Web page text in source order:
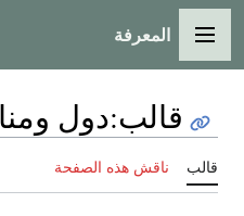
القائمة الرئيسية
المعرفة
قالب:دول
قالب ناقش هذه الصفحة